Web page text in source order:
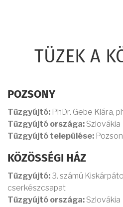
TÜZEK A
POZSONY
Tűzgyújtó: PhDr. Gebe Klára,
Tűzgyújtó országa: Szlovákia
Tűzgyújtó települése:
KÖZÖSSÉGI HÁZ
Tűzgyújtó: 3. számú
cserkészcsapat
Tűzgyújtó országa: Szlovákia